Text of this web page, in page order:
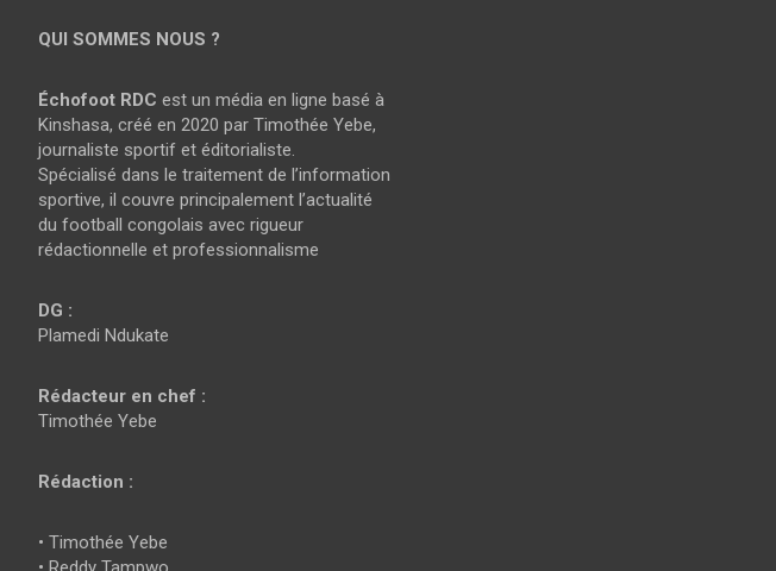
QUI SOMMES NOUS ?
Échofoot RDC est un média en ligne basé à
Kinshasa, créé en 2020 par Timothée Yebe,
journaliste sportif et éditorialiste.
Spécialisé dans le traitement de l’information
sportive, il couvre principalement l’actualité
du football congolais avec rigueur
rédactionnelle et professionnalisme
DG :
Plamedi Ndukate
Rédacteur en chef :
Timothée Yebe
Rédaction :
• Timothée Yebe